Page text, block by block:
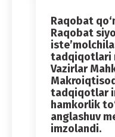
Raqobat
Raqobat
tadqiqotlari
Vazirlar
tadqiqotlar
hamkorlik
anglashuv
imzolandi.